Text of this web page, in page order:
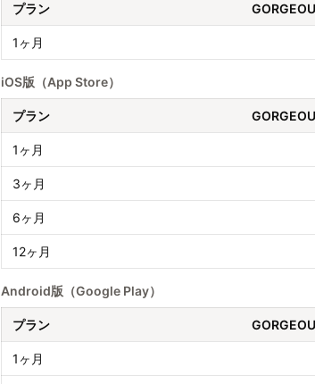
プラン
1ヶ月
iOS版（App Store）
プラン
1ヶ月
3ヶ月
6ヶ月
12ヶ月
Android版（Google Play）
プラン
1ヶ月